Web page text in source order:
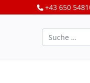
+43 650
Suchen